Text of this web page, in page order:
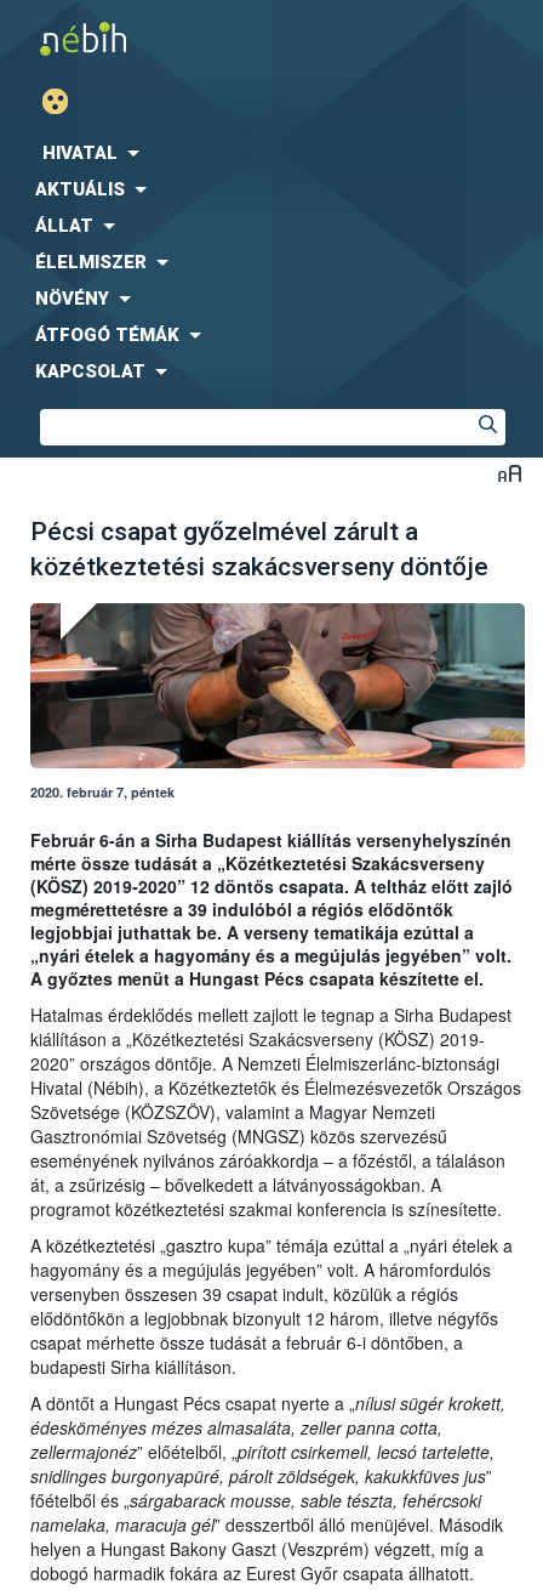
HIVATAL
AKTUÁLIS
ÁLLAT
ÉLELMISZER
NÖVÉNY
ÁTFOGÓ TÉMÁK
KAPCSOLAT
Pécsi csapat győzelmével zárult a
közétkeztetési szakácsverseny döntője
2020. február 7, péntek
Február 6-án a Sirha Budapest kiállítás versenyhelyszínén
mérte össze tudását a „Közétkeztetési Szakácsverseny
(KÖSZ) 2019-2020” 12 döntős csapata. A teltház előtt zajló
megmérettetésre a 39 indulóból a régiós elődöntők
legjobbjai juthattak be. A verseny tematikája ezúttal a
„nyári ételek a hagyomány és a megújulás jegyében” volt.
A győztes menüt a Hungast Pécs csapata készítette el.
Hatalmas érdeklődés mellett zajlott le tegnap a Sirha Budapest
kiállításon a „Közétkeztetési Szakácsverseny (KÖSZ) 2019-
2020” országos döntője. A Nemzeti Élelmiszerlánc-biztonsági
Hivatal (Nébih), a Közétkeztetők és Élelmezésvezetők Országos
Szövetsége (KÖZSZÖV), valamint a Magyar Nemzeti
Gasztronómiai Szövetség (MNGSZ) közös szervezésű
eseményének nyilvános záróakkordja – a főzéstől, a tálaláson
át, a zsűrizésig – bővelkedett a látványosságokban. A
programot közétkeztetési szakmai konferencia is színesítette.
A közétkeztetési „gasztro kupa” témája ezúttal a „nyári ételek a
hagyomány és a megújulás jegyében” volt. A háromfordulós
versenyben összesen 39 csapat indult, közülük a régiós
elődöntőkön a legjobbnak bizonyult 12 három, illetve négyfős
csapat mérhette össze tudását a február 6-i döntőben, a
budapesti Sirha kiállításon.
A döntőt a Hungast Pécs csapat nyerte a „nílusi sügér krokett,
édesköményes mézes almasaláta, zeller panna cotta,
zellermajonéz” előételből, „pirított csirkemell, lecsó tartelette,
snidlinges burgonyapüré, párolt zöldségek, kakukkfüves jus”
főételből és „sárgabarack mousse, sable tészta, fehércsoki
namelaka, maracuja gél” desszertből álló menüjével. Második
helyen a Hungast Bakony Gaszt (Veszprém) végzett, míg a
dobogó harmadik fokára az Eurest Győr csapata állhatott.